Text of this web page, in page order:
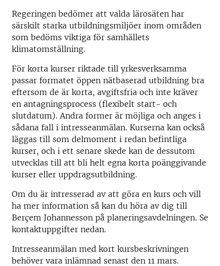
Regeringen bedömer att valda lärosäten har
särskilt starka utbildningsmiljöer inom områden
som bedöms viktiga för samhällets
klimatomställning.
För korta kurser riktade till yrkesverksamma
passar formatet öppen nätbaserad utbildning bra
eftersom de är korta, avgiftsfria och inte kräver
en antagningsprocess (flexibelt start- och
slutdatum). Andra former är möjliga och anges i
sådana fall i intresseanmälan. Kurserna kan också
läggas till som delmoment i redan befintliga
kurser, och i ett senare skede kan de dessutom
utvecklas till att bli helt egna korta poänggivande
kurser eller uppdragsutbildning.
Om du är intresserad av att göra en kurs och vill
ha mer information så kan du höra av dig till
Berçem Johannesson på planeringsavdelningen. Se
kontaktuppgifter nedan.
Intresseanmälan med kort kursbeskrivningen
behöver vara inlämnad senast den 11 mars.